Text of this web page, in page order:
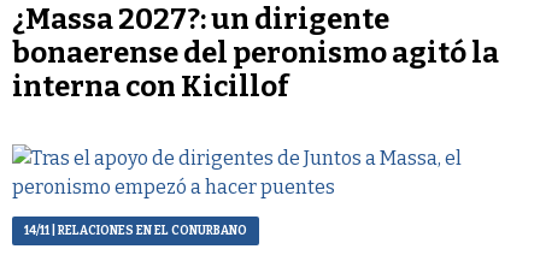
¿Massa 2027?: un dirigente
bonaerense del peronismo agitó la
interna con Kicillof
14/11| RELACIONES EN EL CONURBANO